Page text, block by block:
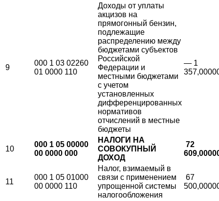
9
000 1 03 02260
01 0000 110
Доходы от уплаты
акцизов на
прямогонный бензин,
подлежащие
распределению между
бюджетами субъектов
Российской
Федерации и
местными бюджетами
с учетом
установленных
дифференцированных
нормативов
отчислений в местные
бюджеты
— 1
10
000 1 05 00000
00 0000 000
НАЛОГИ НА
СОВОКУПНЫЙ
ДОХОД
72
11
000 1 05 01000
00 0000 110
Налог, взимаемый в
связи с применением
упрощенной системы
налогообложения
67